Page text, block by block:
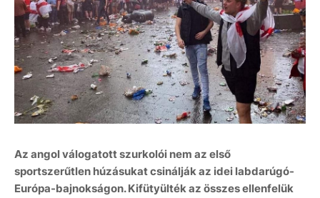
Az angol válogatott szurkolói nem az első
sportszerűtlen húzásukat csinálják az idei labdarúgó-
Európa-bajnokságon. Kifütyülték az összes ellenfelük